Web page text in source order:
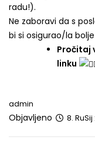
radu!).
Ne zaboravi da s
bi si osigurao/la
Pročitaj
linku
admin
Objavljeno 8.